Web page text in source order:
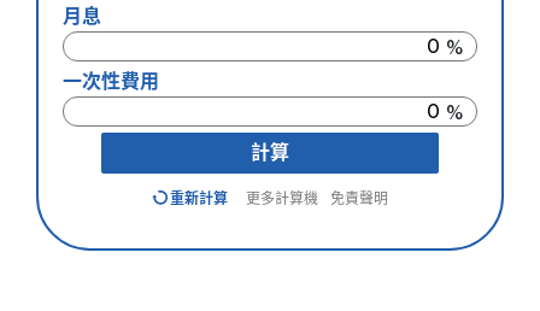
月息
一次性費用
計算
重新計算 更多計算機 免責聲明